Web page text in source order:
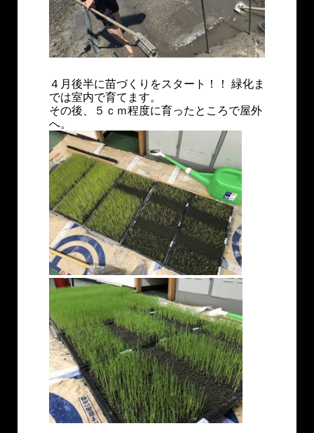
４月後半に苗づくりをスタート！！ 緑化ま
では室内で育てます。
その後、５ｃｍ程度に育ったところで屋外
へ。